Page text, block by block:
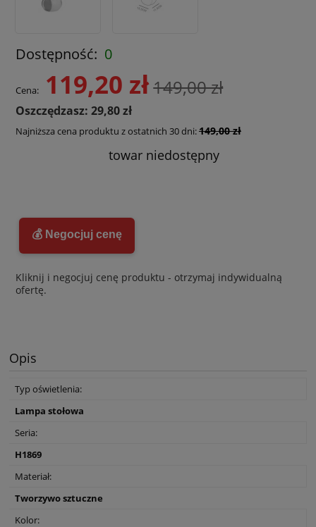
Dostępność: 0
Cena: 119,20 zł149,00 zł
Oszczędzasz: 29,80 zł
Najniższa cena produktu z ostatnich 30 dni:149,00 zł
towar niedostępny
💰 Negocjuj cenę
Kliknij i negocjuj cenę produktu - otrzymaj indywidualną
ofertę.
Opis
Typ oświetlenia:
Lampa stołowa
Seria:
H1869
Materiał:
Tworzywo sztuczne
Kolor: